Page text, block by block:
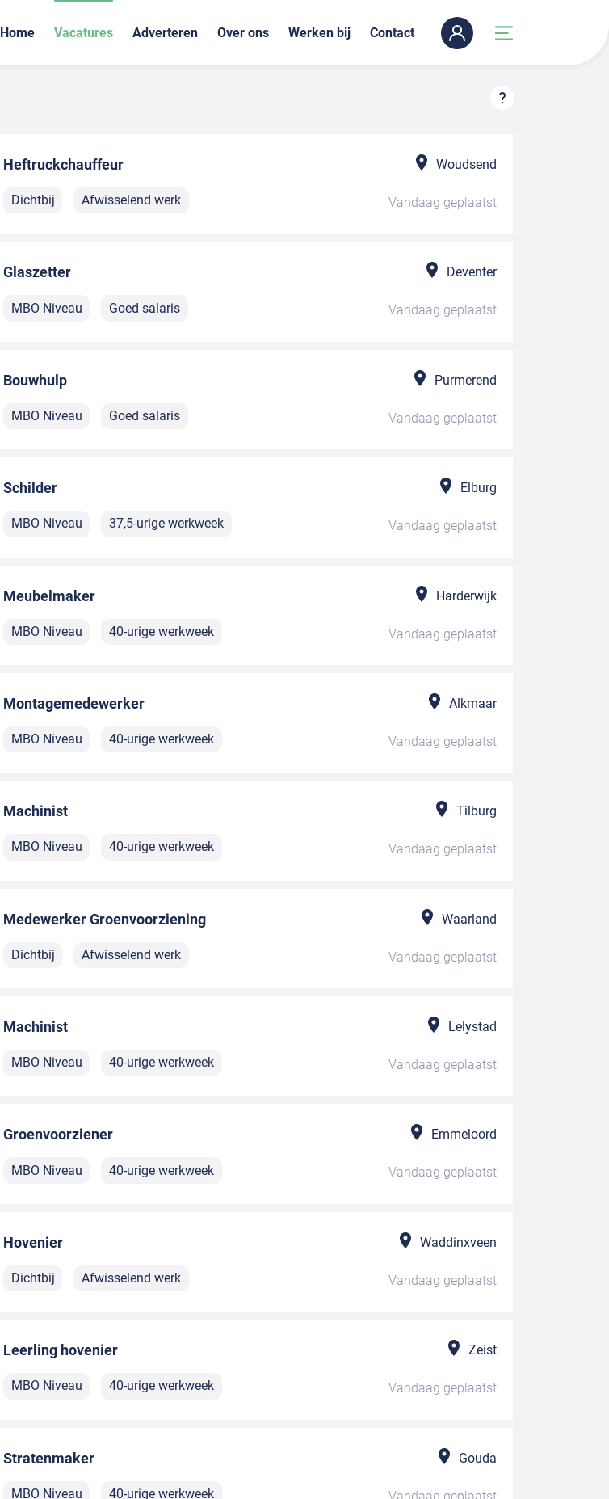
Home Vacatures Adverteren Over ons Werken bij Contact
Heftruckchauffeur Woudsend
Dichtbij Afwisselend werk Vandaag geplaatst
Glaszetter Deventer
MBO Niveau Goed salaris Vandaag geplaatst
Bouwhulp Purmerend
MBO Niveau Goed salaris Vandaag geplaatst
Schilder Elburg
MBO Niveau 37,5-urige werkweek Vandaag geplaatst
Meubelmaker Harderwijk
MBO Niveau 40-urige werkweek Vandaag geplaatst
Montagemedewerker Alkmaar
MBO Niveau 40-urige werkweek Vandaag geplaatst
Machinist Tilburg
MBO Niveau 40-urige werkweek Vandaag geplaatst
Medewerker Groenvoorziening Waarland
Dichtbij Afwisselend werk Vandaag geplaatst
Machinist Lelystad
MBO Niveau 40-urige werkweek Vandaag geplaatst
Groenvoorziener Emmeloord
MBO Niveau 40-urige werkweek Vandaag geplaatst
Hovenier Waddinxveen
Dichtbij Afwisselend werk Vandaag geplaatst
Leerling hovenier Zeist
MBO Niveau 40-urige werkweek Vandaag geplaatst
Stratenmaker Gouda
MBO Niveau 40-urige werkweek Vandaag geplaatst